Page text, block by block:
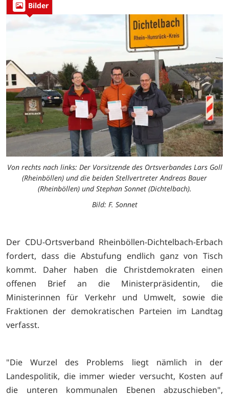
Bilder
Von rechts nach links: Der Vorsitzende des Ortsverbandes Lars Goll
(Rheinböllen) und die beiden Stellvertreter Andreas Bauer
(Rheinböllen) und Stephan Sonnet (Dichtelbach).
Bild: F. Sonnet
Der CDU-Ortsverband Rheinböllen-Dichtelbach-Erbach
fordert, dass die Abstufung endlich ganz von Tisch
kommt. Daher haben die Christdemokraten einen
offenen Brief an die Ministerpräsidentin, die
Ministerinnen für Verkehr und Umwelt, sowie die
Fraktionen der demokratischen Parteien im Landtag
verfasst.
"Die Wurzel des Problems liegt nämlich in der
Landespolitik, die immer wieder versucht, Kosten auf
die unteren kommunalen Ebenen abzuschieben",